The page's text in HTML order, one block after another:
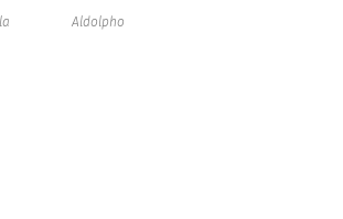
Aldolpho